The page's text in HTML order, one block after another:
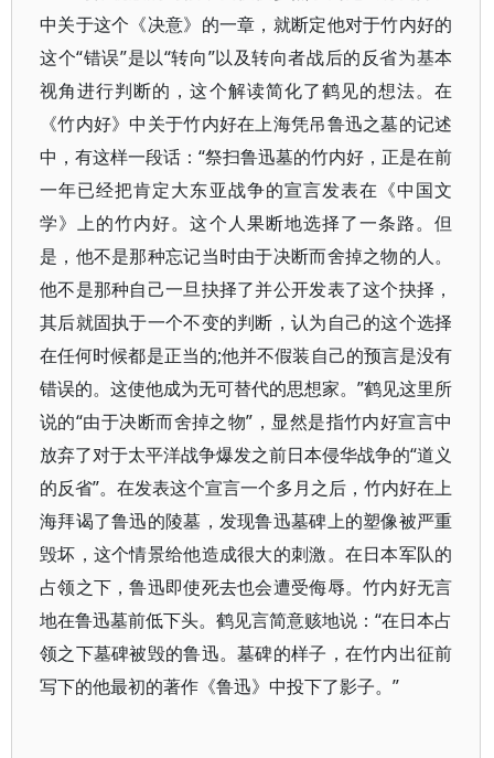
中关于这个《决意》的一章，就断定他对于竹内好的
这个“错误”是以“转向”以及转向者战后的反省为基本
视角进行判断的，这个解读简化了鹤见的想法。在
《竹内好》中关于竹内好在上海凭吊鲁迅之墓的记述
中，有这样一段话：“祭扫鲁迅墓的竹内好，正是在前
一年已经把肯定大东亚战争的宣言发表在《中国文
学》上的竹内好。这个人果断地选择了一条路。但
是，他不是那种忘记当时由于决断而舍掉之物的人。
他不是那种自己一旦抉择了并公开发表了这个抉择，
其后就固执于一个不变的判断，认为自己的这个选择
在任何时候都是正当的;他并不假装自己的预言是没有
错误的。这使他成为无可替代的思想家。”鹤见这里所
说的“由于决断而舍掉之物”，显然是指竹内好宣言中
放弃了对于太平洋战争爆发之前日本侵华战争的“道义
的反省”。在发表这个宣言一个多月之后，竹内好在上
海拜谒了鲁迅的陵墓，发现鲁迅墓碑上的塑像被严重
毁坏，这个情景给他造成很大的刺激。在日本军队的
占领之下，鲁迅即使死去也会遭受侮辱。竹内好无言
地在鲁迅墓前低下头。鹤见言简意赅地说：“在日本占
领之下墓碑被毁的鲁迅。墓碑的样子，在竹内出征前
写下的他最初的著作《鲁迅》中投下了影子。”